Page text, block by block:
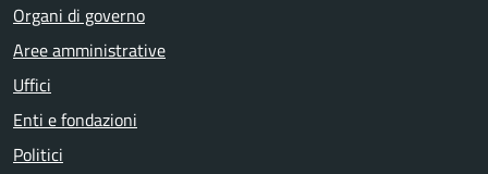
Organi di governo
Aree amministrative
Uffici
Enti e fondazioni
Politici